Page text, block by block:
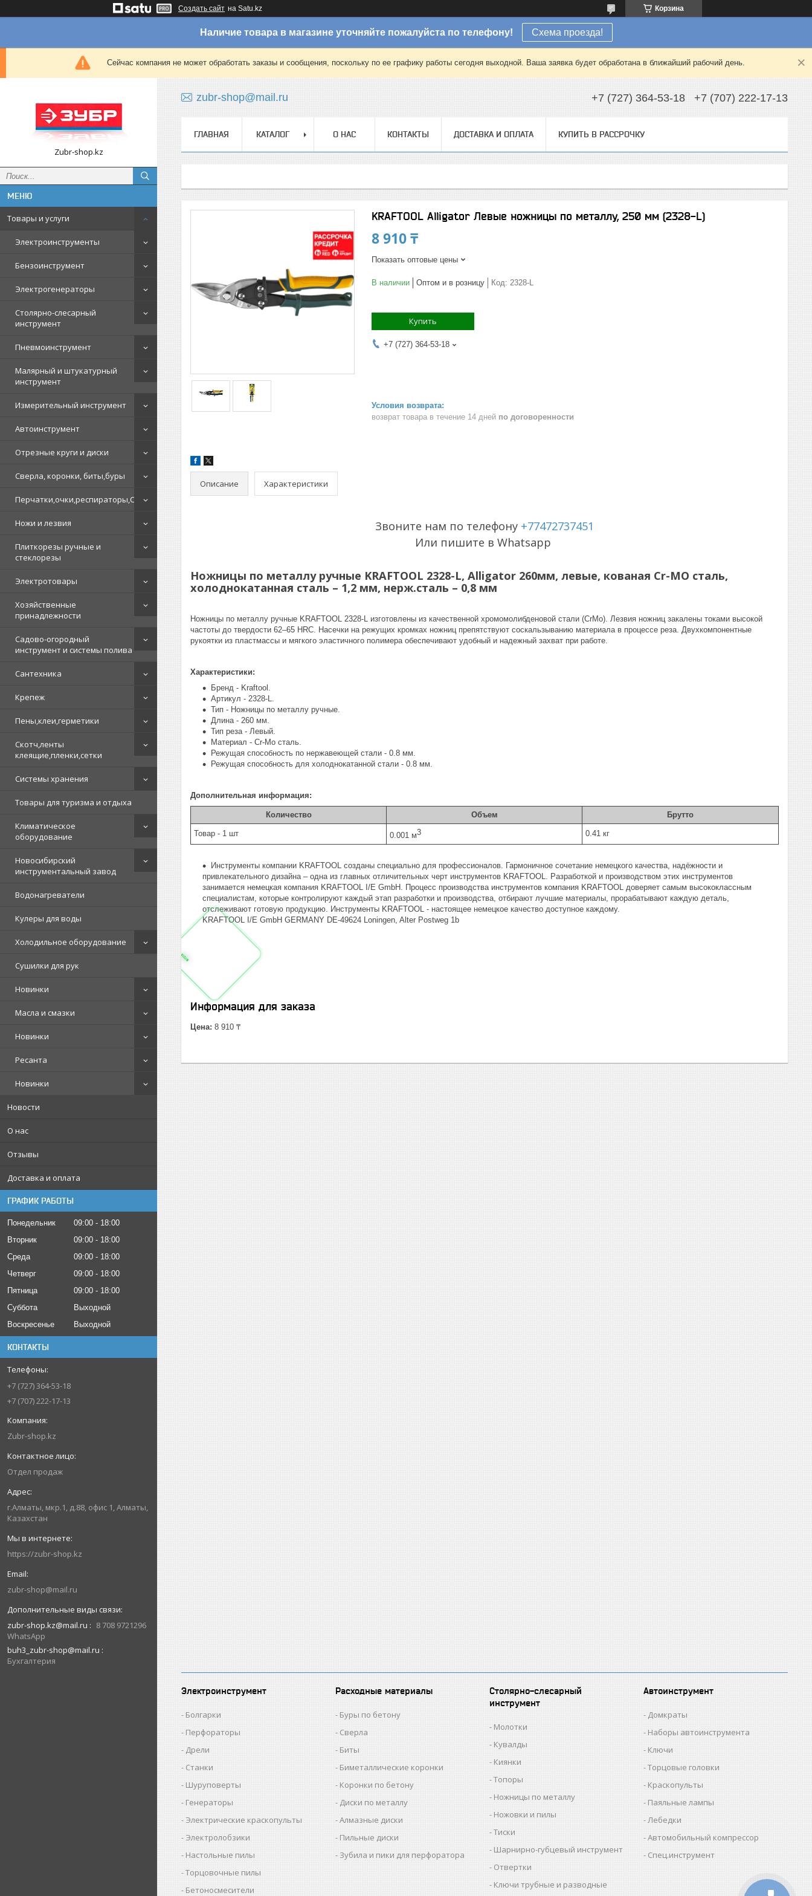
Создать сайт на Satu.kz Корзина
Наличие товара в магазине уточняйте пожалуйста по телефону! Схема проезда!
Сейчас компания не может обработать заказы и сообщения, поскольку по ее графику работы сегодня выходной. Ваша заявка будет обработана в ближайший рабочий день.
Zubr-shop.kz
Товары и услуги
Электроинструменты
Бензоинструмент
Электрогенераторы
Столярно-слесарный
инструмент
Пневмоинструмент
Малярный и штукатурный
инструмент
Измерительный инструмент
Автоинструмент
Отрезные круги и диски
Сверла, коронки, биты,буры
Перчатки,очки,респираторы,СИЗ
Ножи и лезвия
Плиткорезы ручные и
стеклорезы
Электротовары
Хозяйственные
принадлежности
Садово-огородный
инструмент и системы полива
Сантехника
Крепеж
Пены,клеи,герметики
Скотч,ленты
клеящие,пленки,сетки
Системы хранения
Товары для туризма и отдыха
Климатическое
оборудование
Новосибирский
инструментальный завод
Водонагреватели
Кулеры для воды
Холодильное оборудование
Сушилки для рук
Новинки
Масла и смазки
Новинки
Ресанта
Новинки
Новости
О нас
Отзывы
Доставка и оплата
ГРАФИК РАБОТЫ
Понедельник 09:00
18:00
Вторник
09:00
18:00
Среда
09:00
18:00
Четверг
09:00
18:00
Пятница
09:00
18:00
Суббота
Выходной
Воскресенье
Выходной
КОНТАКТЫ
+7 (727) 364-53-18
+7 (707) 222-17-13
Zubr-shop.kz
Отдел продаж
г.Алматы, мкр.1, д.88, офис 1, Алматы,
Казахстан
https://zubr-shop.kz
zubr-shop@mail.ru
zubr-shop.kz@mail.ru
8 708 9721296
WhatsApp
buh3_zubr-shop@mail.ru
Бухгалтерия
zubr-shop@mail.ru +7 (727) 364-53-18 +7 (707) 222-17-13
ГЛАВНАЯ КАТАЛОГ О НАС КОНТАКТЫ ДОСТАВКА И ОПЛАТА КУПИТЬ В РАССРОЧКУ
KRAFTOOL Alligator Левые ножницы по металлу, 250 мм (2328-L)
8 910 ₸
Показать оптовые цены
В наличии Оптом и в розницу Код: 2328-L
Купить
+7 (727) 364-53-18
возврат товара в течение 14 дней по договоренности
Описание Характеристики
Звоните нам по телефону +77472737451
Или пишите в Whatsapp
Ножницы по металлу ручные KRAFTOOL 2328-L, Alligator 260мм, левые, кованая Cr-MO сталь,
холоднокатанная сталь – 1,2 мм, нерж.сталь – 0,8 мм
Ножницы по металлу ручные KRAFTOOL 2328-L изготовлены из качественной хромомолибденовой стали (CrMo). Лезвия ножниц закалены токами высокой
частоты до твердости 62–65 HRC. Насечки на режущих кромках ножниц препятствуют соскальзыванию материала в процессе реза. Двухкомпонентные
рукоятки из пластмассы и мягкого эластичного полимера обеспечивают удобный и надежный захват при работе.
Характеристики:
Бренд - Kraftool.
Артикул - 2328-L.
Тип - Ножницы по металлу ручные.
Длина - 260 мм.
Тип реза - Левый.
Материал - Cr-Mo сталь.
Режущая способность по нержавеющей стали - 0.8 мм.
Режущая способность для холоднокатанной стали - 0.8 мм.
Дополнительная информация:
Количество Объем Брутто
Товар - 1 шт 0.001 м3 0.41 кг
Инструменты компании KRAFTOOL созданы специально для профессионалов. Гармоничное сочетание немецкого качества, надёжности и
привлекательного дизайна – одна из главных отличительных черт инструментов KRAFTOOL. Разработкой и производством этих инструментов
занимается немецкая компания KRAFTOOL I/E GmbH. Процесс производства инструментов компания KRAFTOOL доверяет самым высококлассным
специалистам, которые контролируют каждый этап разработки и производства, отбирают лучшие материалы, прорабатывают каждую деталь,
отслеживают готовую продукцию. Инструменты KRAFTOOL - настоящее немецкое качество доступное каждому.
KRAFTOOL I/E GmbH GERMANY DE-49624 Loningen, Alter Postweg 1b
Информация для заказа
Цена: 8 910 ₸
Электроинструмент
Болгарки
Перфораторы
Дрели
Станки
Шуруповерты
Генераторы
Электрические краскопульты
Электролобзики
Настольные пилы
Торцовочные пилы
Бетоносмесители
Расходные материалы
Буры по бетону
Сверла
Биты
Биметаллические коронки
Коронки по бетону
Диски по металлу
Алмазные диски
Пильные диски
Зубила и пики для перфоратора
Столярно-слесарный
инструмент
Молотки
Кувалды
Киянки
Топоры
Ножницы по металлу
Ножовки и пилы
Тиски
Шарнирно-губцевый инструмент
Отвертки
Ключи трубные и разводные
Автоинструмент
Домкраты
Наборы автоинструмента
Ключи
Торцовые головки
Краскопульты
Паяльные лампы
Лебедки
Автомобильный компрессор
Спец.инструмент